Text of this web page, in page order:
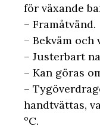
för växande
– Framåtvänd.
– Bekväm och
– Justerbart
– Kan göras
–
handtvättas,
ºC.